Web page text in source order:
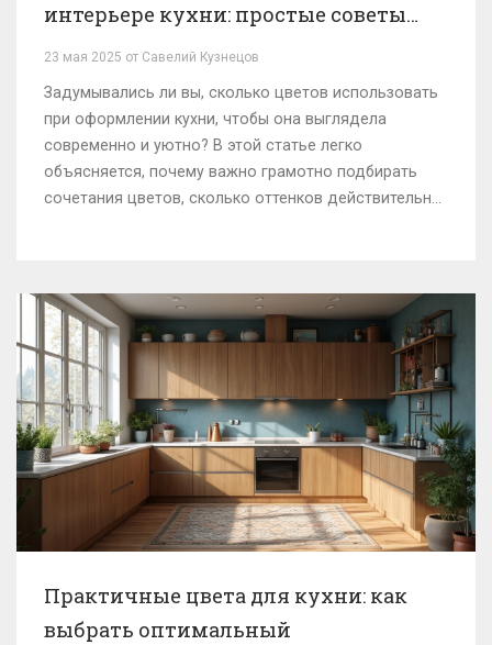
интерьере кухни: простые советы
для стильного пространства
23 мая 2025 от Савелий Кузнецов
Задумывались ли вы, сколько цветов использовать
при оформлении кухни, чтобы она выглядела
современно и уютно? В этой статье легко
объясняется, почему важно грамотно подбирать
сочетания цветов, сколько оттенков действительно
кухонь. Разберём типичные ошибки и ответим на
популярные вопросы о цветовой гармонии. Всё
просто, честно и без дизайнерских заумностей.
Практичные цвета для кухни: как
выбрать оптимальный